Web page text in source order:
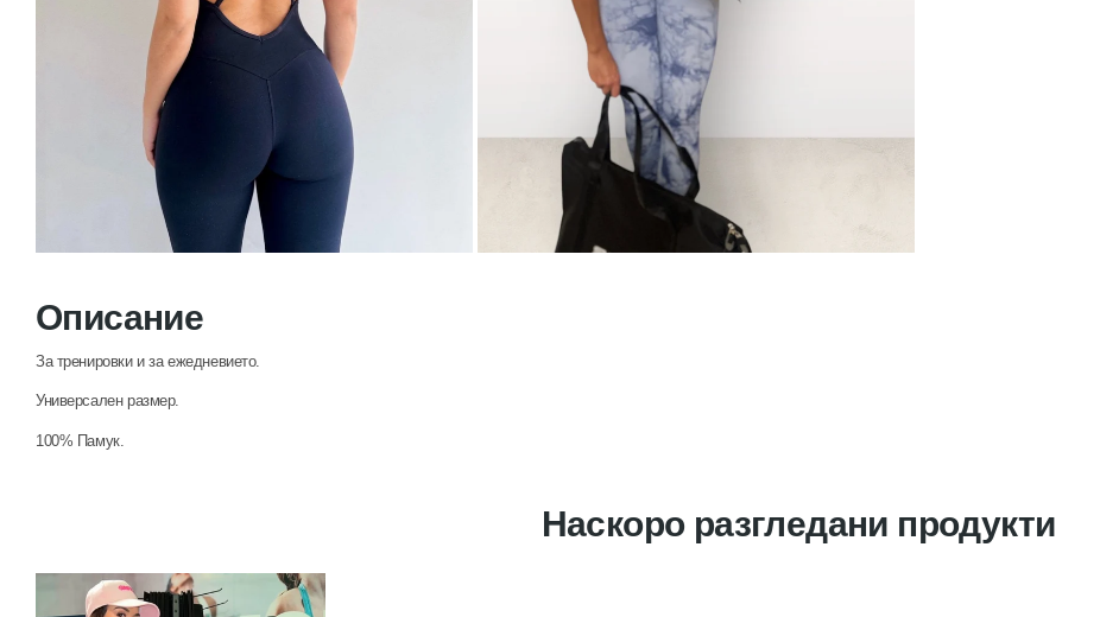
Описание
За тренировки и за ежедневието.
Универсален размер.
100% Памук.
Наскоро разгледани продукти